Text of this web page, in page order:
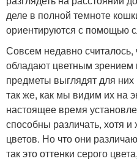
деле в полной темноте
ориентируются с помощью
Совсем недавно
обладают цветным
предметы выглядят для
так же, как мы видим их на
настоящее время
способны различать, хотя
цветов. Но что они
так это оттенки серого